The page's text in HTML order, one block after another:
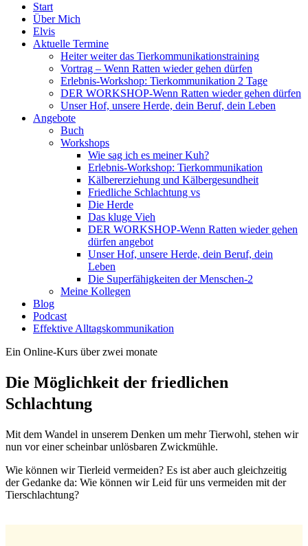
Start
Über Mich
Elvis
Aktuelle Termine
Heiter weiter das Tierkommunikationstraining
Vortrag – Wenn Ratten wieder gehen dürfen
Erlebnis-Workshop: Tierkommunikation 2 Tage
DER WORKSHOP-Wenn Ratten wieder gehen dürfen
Unser Hof, unsere Herde, dein Beruf, dein Leben
Angebote
Buch
Workshops
Wie sag ich es meiner Kuh?
Erlebnis-Workshop: Tierkommunikation
Kälbererziehung und Kälbergesundheit
Friedliche Schlachtung vs
Die Herde
Das kluge Vieh
DER WORKSHOP-Wenn Ratten wieder gehen
dürfen angebot
Unser Hof, unsere Herde, dein Beruf, dein
Leben
Die Superfähigkeiten der Menschen-2
Meine Kollegen
Blog
Podcast
Effektive Alltagskommunikation
Ein Online-Kurs über zwei monate
Die Möglichkeit der friedlichen
Schlachtung
Mit dem Wandel in unserem Denken um mehr Tierwohl, stehen wir
nun vor einer scheinbar unlösbaren Zwickmühle.
Wie können wir Tierleid vermeiden? Es ist aber auch gleichzeitig
der Gedanke da: Wie können wir Leid für uns vermeiden mit der
Tierschlachtung?